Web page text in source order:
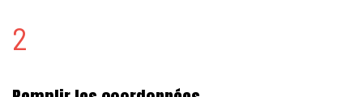
2